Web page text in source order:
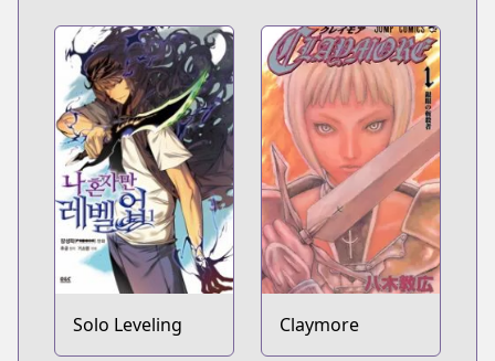
Solo Leveling Claymore